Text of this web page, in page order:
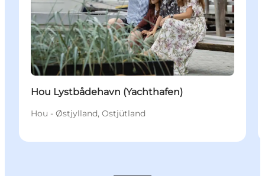
Hou Lystbådehavn (Yachthafen)
Hou - Østjylland, Ostjütland